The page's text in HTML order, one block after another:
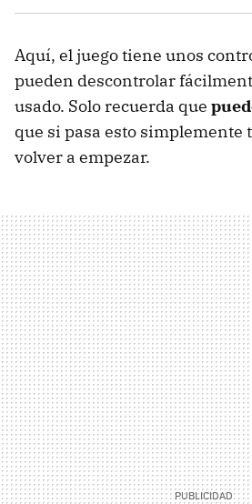
Aquí, el juego tiene unos
pueden descontrolar
usado. Solo recuerda que
que si pasa esto simplemente
volver a empezar.